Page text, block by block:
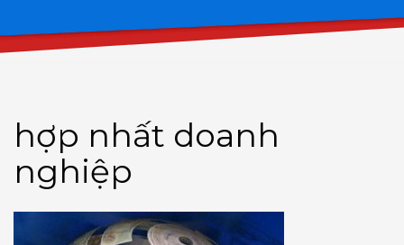
hợp nhất doanh
nghiệp